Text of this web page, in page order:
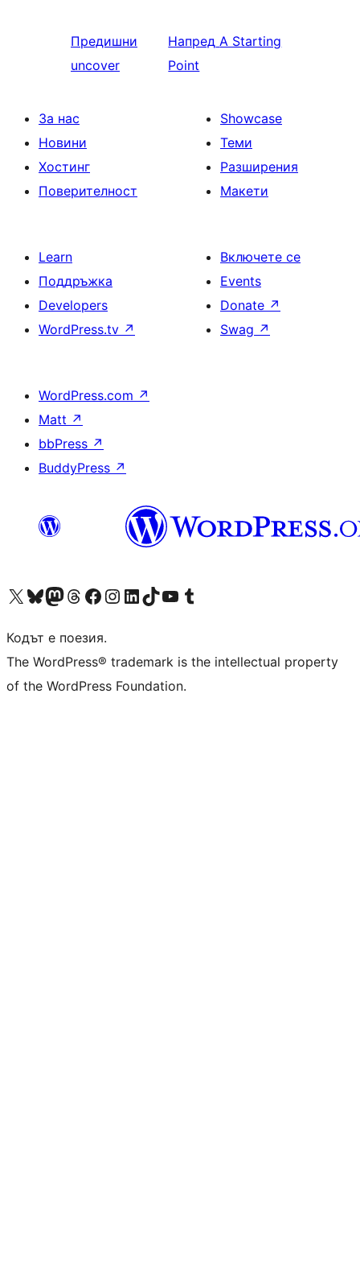
Предишни
uncover
Напред A Starting
Point
За нас
Новини
Хостинг
Поверителност
Showcase
Теми
Разширения
Макети
Learn
Поддръжка
Developers
WordPress.tv ↗
Включете се
Events
Donate ↗
Swag ↗
WordPress.com ↗
Matt ↗
bbPress ↗
BuddyPress ↗
Visit our X (formerly Twitter) account
Visit our Bluesky account
Visit our Mastodon account
Visit our Threads account
Посетете нашата страница във Facebook
Посетете нашия профил в Instagram
Посетете нашия профил в LinkedIn
Visit our TikTok account
Visit our YouTube channel
Visit our Tumblr account
Кодът е поезия.
The WordPress® trademark is the intellectual property
of the WordPress Foundation.